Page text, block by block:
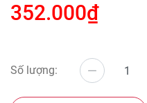
352.000₫
Số lượng: